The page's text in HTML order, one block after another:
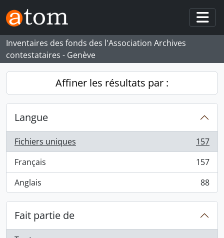
Skip to main content
Inventaires des fonds des l'Association Archives
contestataires - Genève
Affiner les résultats par :
Langue
Fichiers uniques
, 157 résultats
157
Français
, 157 résultats
157
Anglais
, 88 résultats 88
Fait partie de